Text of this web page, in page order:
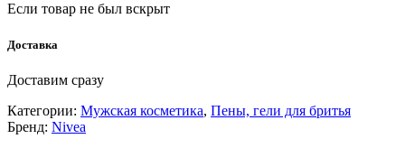
Если товар не был вскрыт
Доставка
Доставим сразу
Категории: Мужская косметика, Пены, гели для бритья
Бренд: Nivea